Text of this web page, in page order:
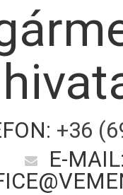
+36
E-MAIL: